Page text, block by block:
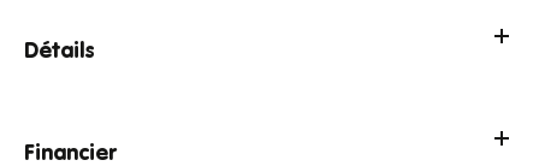
Détails
Financier